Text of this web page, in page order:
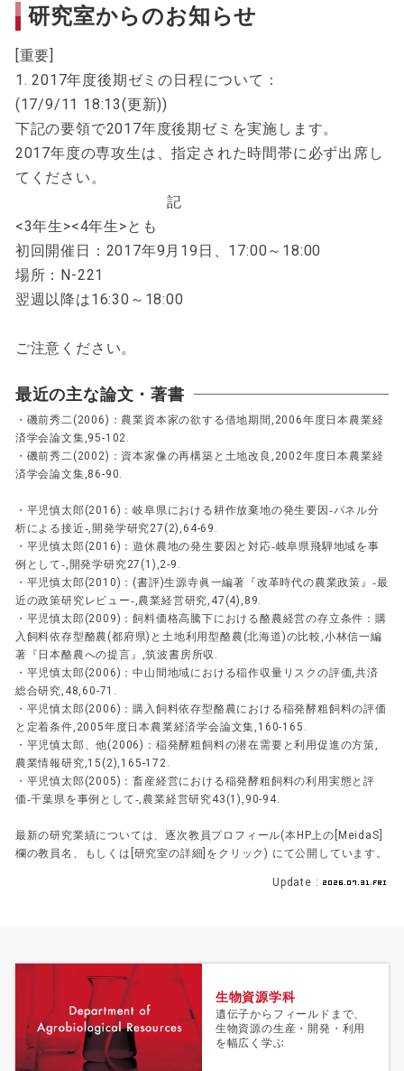
研究室からのお知らせ
[重要]
1. 2017年度後期ゼミの日程について：
(17/9/11 18:13(更新))
下記の要領で2017年度後期ゼミを実施します。
2017年度の専攻生は、指定された時間帯に必ず出席し
てください。
記
<3年生><4年生>とも
初回開催日：2017年9月19日、17:00～18:00
場所：N-221
翌週以降は16:30～18:00
ご注意ください。
最近の主な論文・著書
・磯前秀二(2006)：農業資本家の欲する借地期間,2006年度日本農業経
済学会論文集,95-102.
・磯前秀二(2002)：資本家像の再構築と土地改良,2002年度日本農業経
済学会論文集,86-90.
・平児慎太郎(2016)：岐阜県における耕作放棄地の発生要因‐パネル分
析による接近‐,開発学研究27(2),64-69.
・平児慎太郎(2016)：遊休農地の発生要因と対応‐岐阜県飛騨地域を事
例として‐,開発学研究27(1),2-9.
・平児慎太郎(2010)：(書評)生源寺眞一編著『改革時代の農業政策』‐最
近の政策研究レビュー‐,農業経営研究,47(4),89.
・平児慎太郎(2009)：飼料価格高騰下における酪農経営の存立条件：購
入飼料依存型酪農(都府県)と土地利用型酪農(北海道)の比較,小林信一編
著『日本酪農への提言』,筑波書房所収.
・平児慎太郎(2006)：中山間地域における稲作収量リスクの評価,共済
総合研究,48,60-71.
・平児慎太郎(2006)：購入飼料依存型酪農における稲発酵粗飼料の評価
と定着条件,2005年度日本農業経済学会論文集,160-165.
・平児慎太郎、他(2006)：稲発酵粗飼料の潜在需要と利用促進の方策,
農業情報研究,15(2),165-172.
・平児慎太郎(2005)：畜産経営における稲発酵粗飼料の利用実態と評
価‐千葉県を事例として‐,農業経営研究43(1),90-94.
最新の研究業績については、逐次教員プロフィール(本HP上の[MeidaS]
欄の教員名、もしくは[研究室の詳細]をクリック) にて公開しています。
Update :
生物資源学科
遺伝子からフィールドまで、
生物資源の生産・開発・利用
を幅広く学ぶ